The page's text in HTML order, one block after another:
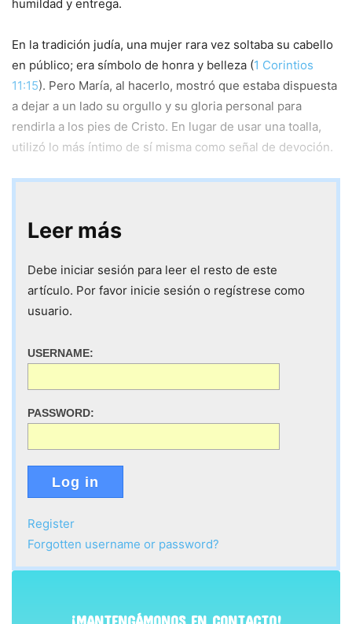
humildad y entrega.
En la tradición judía, una mujer rara vez soltaba su cabello
en público; era símbolo de honra y belleza (1 Corintios
11:15). Pero María, al hacerlo, mostró que estaba dispuesta
a dejar a un lado su orgullo y su gloria personal para
rendirla a los pies de Cristo. En lugar de usar una toalla,
utilizó lo más íntimo de sí misma como señal de devoción.
Leer más
Debe iniciar sesión para leer el resto de este
artículo. Por favor inicie sesión o regístrese como
usuario.
USERNAME:
PASSWORD:
Log in
Register
Forgotten username or password?